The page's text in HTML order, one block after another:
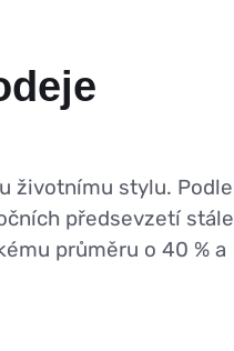
životnímu stylu. Podle
předsevzetí stále
průměru o 40 % a